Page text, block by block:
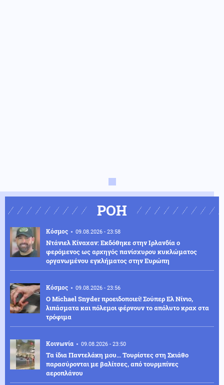
ΡΟΗ
Κόσμος 09.08.2026 - 23:58
Ντάνιελ Κίναχαν: Εκδόθηκε στην Ιρλανδία ο
φερόμενος ως αρχηγός πανίσχυρου κυκλώματος
οργανωμένου εγκλήματος στην Ευρώπη
Κόσμος 09.08.2026 - 23:56
Ο Michael Snyder προειδοποιεί! Σούπερ Ελ Νίνιο,
λιπάσματα και πόλεμοι φέρνουν το απόλυτο κραχ στα
τρόφιμα
Κοινωνία 09.08.2026 - 23:50
Τα ίδια Παντελάκη μου... Τουρίστες στη Σκιάθο
παρασύρονται με βαλίτσες, από τουρμπίνες
αεροπλάνου